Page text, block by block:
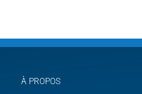
À PROPOS